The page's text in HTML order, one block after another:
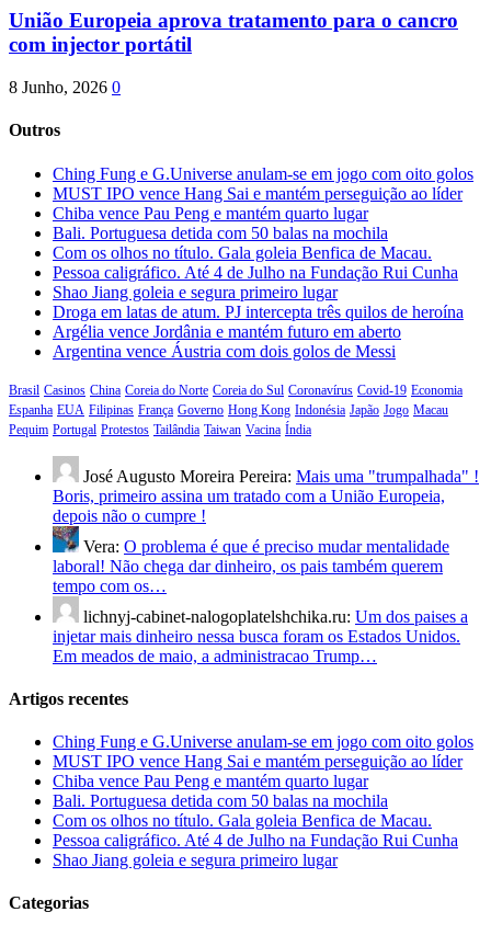
União Europeia aprova tratamento para o cancro
com injector portátil
8 Junho, 2026 0
Outros
Ching Fung e G.Universe anulam-se em jogo com oito golos
MUST IPO vence Hang Sai e mantém perseguição ao líder
Chiba vence Pau Peng e mantém quarto lugar
Bali. Portuguesa detida com 50 balas na mochila
Com os olhos no título. Gala goleia Benfica de Macau.
Pessoa caligráfico. Até 4 de Julho na Fundação Rui Cunha
Shao Jiang goleia e segura primeiro lugar
Droga em latas de atum. PJ intercepta três quilos de heroína
Argélia vence Jordânia e mantém futuro em aberto
Argentina vence Áustria com dois golos de Messi
Brasil Casinos China Coreia do Norte Coreia do Sul Coronavírus Covid-19 Economia
Espanha EUA Filipinas França Governo Hong Kong Indonésia Japão Jogo Macau
Pequim Portugal Protestos Tailândia Taiwan Vacina Índia
José Augusto Moreira Pereira: Mais uma "trumpalhada" !
Boris, primeiro assina um tratado com a União Europeia,
depois não o cumpre !
Vera: O problema é que é preciso mudar mentalidade
laboral! Não chega dar dinheiro, os pais também querem
tempo com os…
lichnyj-cabinet-nalogoplatelshchika.ru: Um dos paises a
injetar mais dinheiro nessa busca foram os Estados Unidos.
Em meados de maio, a administracao Trump…
Artigos recentes
Ching Fung e G.Universe anulam-se em jogo com oito golos
MUST IPO vence Hang Sai e mantém perseguição ao líder
Chiba vence Pau Peng e mantém quarto lugar
Bali. Portuguesa detida com 50 balas na mochila
Com os olhos no título. Gala goleia Benfica de Macau.
Pessoa caligráfico. Até 4 de Julho na Fundação Rui Cunha
Shao Jiang goleia e segura primeiro lugar
Categorias